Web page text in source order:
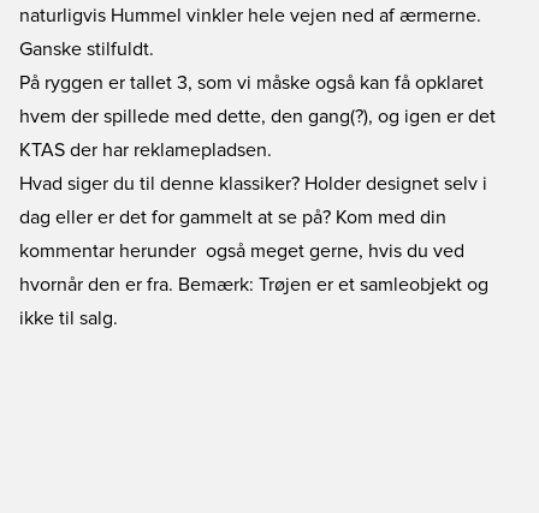
naturligvis Hummel vinkler hele vejen ned af ærmerne.
Ganske stilfuldt.
På ryggen er tallet 3, som vi måske også kan få opklaret
hvem der spillede med dette, den gang(?), og igen er det
KTAS der har reklamepladsen.
Hvad siger du til denne klassiker? Holder designet selv i
dag eller er det for gammelt at se på? Kom med din
kommentar herunder  også meget gerne, hvis du ved
hvornår den er fra. Bemærk: Trøjen er et samleobjekt og
ikke til salg.